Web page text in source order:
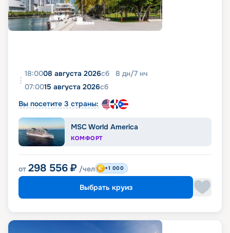
18:0008 августа 2026сб 8 дн/7 нч
07:0015 августа 2026сб
Вы посетите 3 страны:
MSC World America
КОМФОРТ
от 298 556 ₽ /чел +1 000
Выбрать круиз